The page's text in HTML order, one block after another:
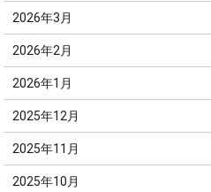
2026年3月
2026年2月
2026年1月
2025年12月
2025年11月
2025年10月